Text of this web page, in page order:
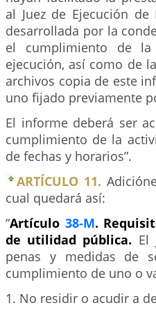
al Juez de Ejecución
desarrollada por la
el cumplimiento de
ejecución, así como de
archivos copia de este
uno fijado previamente
El informe deberá ser
cumplimiento de la
de fechas y horarios”.
ARTÍCULO 11.
cual quedará así:
“Artículo 38-M.
de utilidad pública. El
penas y medidas de
cumplimiento de uno o
1. No residir o acudir a